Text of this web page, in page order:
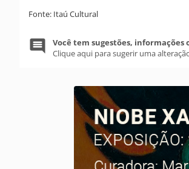
Fonte: Itaú Cultural
Você tem sugestões,
Clique aqui para sugerir uma